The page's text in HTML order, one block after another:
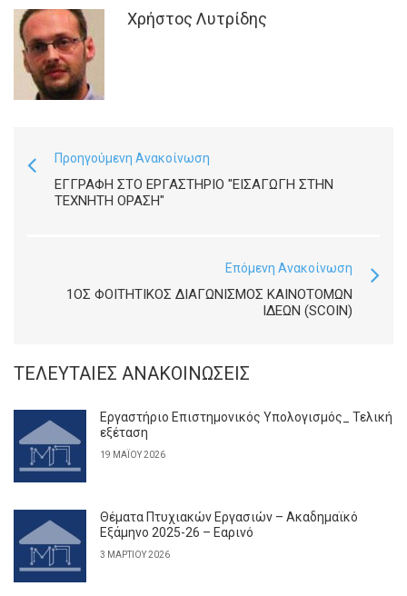
Χρήστος Λυτρίδης
Προηγούμενη Ανακοίνωση
ΕΓΓΡΑΦΉ ΣΤΟ ΕΡΓΑΣΤΉΡΙΟ "ΕΙΣΑΓΩΓΉ ΣΤΗΝ
ΤΕΧΝΗΤΉ ΌΡΑΣΗ"
Επόμενη Ανακοίνωση
1ΟΣ ΦΟΙΤΗΤΙΚΌΣ ΔΙΑΓΩΝΙΣΜΌΣ ΚΑΙΝΟΤΌΜΩΝ
ΙΔΕΏΝ (SCOIN)
ΤΕΛΕΥΤΑΊΕΣ ΑΝΑΚΟΙΝΏΣΕΙΣ
Εργαστήριο Επιστημονικός Υπολογισμός_ Τελική
εξέταση
19 ΜΑΪ́ΟΥ 2026
Θέματα Πτυχιακών Εργασιών – Ακαδημαϊκό
Εξάμηνο 2025-26 – Εαρινό
3 ΜΑΡΤΊΟΥ 2026